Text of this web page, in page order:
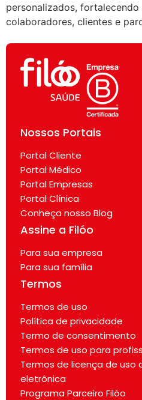
personalizados,
colaboradores, clientes e
Nossos Portais
Portal Cliente
Portal Médico
Portal Empresas
Portal Clínica
Conheça nosso Blog
Assine a Filóo
Para sua empresa
Para sua família
Termos
Termos de uso
Política de privacidade
Termo de consentimento
Termos de uso para
Termos de licença de uso
eletrônica
Programa Parceiro Filóo